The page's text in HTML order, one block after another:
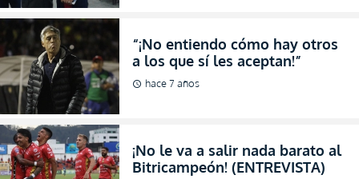
“¡No entiendo cómo hay otros
a los que sí les aceptan!”
schedule hace 7 años
¡No le va a salir nada barato al
Bitricampeón! (ENTREVISTA)